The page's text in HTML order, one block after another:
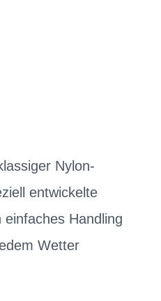
Nylon-
entwickelte
Handling
Wetter